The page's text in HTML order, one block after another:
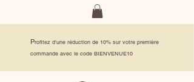
Profitez d'une réduction de 10% sur votre première
commande avec le code BIENVENUE10